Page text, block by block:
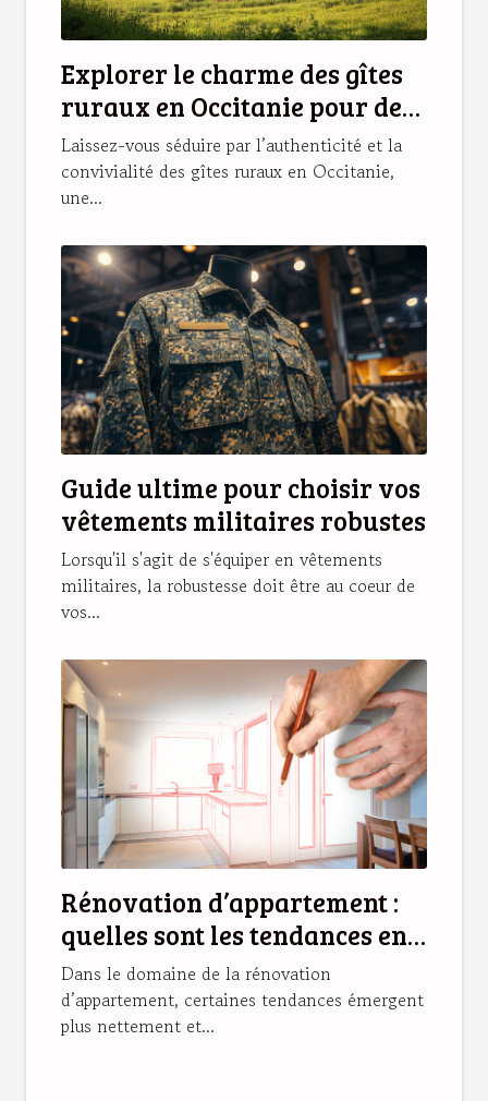
Explorer le charme des gîtes
ruraux en Occitanie pour des
vacances idéales
Laissez-vous séduire par l’authenticité et la
convivialité des gîtes ruraux en Occitanie,
une...
Guide ultime pour choisir vos
vêtements militaires robustes
Lorsqu'il s'agit de s'équiper en vêtements
militaires, la robustesse doit être au coeur de
vos...
Rénovation d’appartement :
quelles sont les tendances en
2025 ?
Dans le domaine de la rénovation
d’appartement, certaines tendances émergent
plus nettement et...